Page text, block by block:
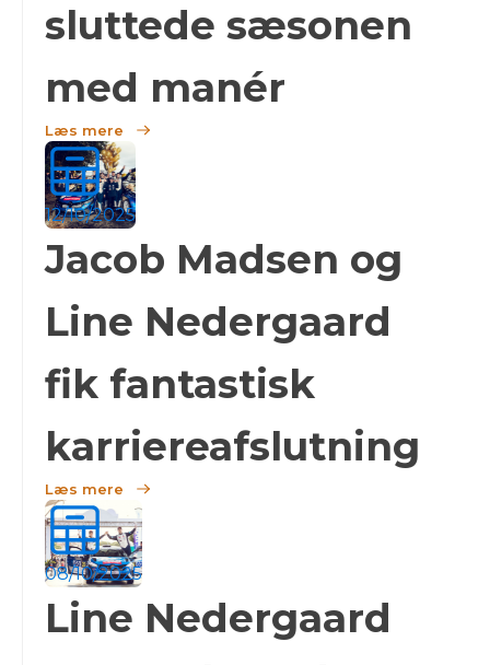
sluttede sæsonen
med manér
Læs mere
12/10/2025
Jacob Madsen og
Line Nedergaard
fik fantastisk
karriereafslutning
Læs mere
08/10/2025
Line Nedergaard